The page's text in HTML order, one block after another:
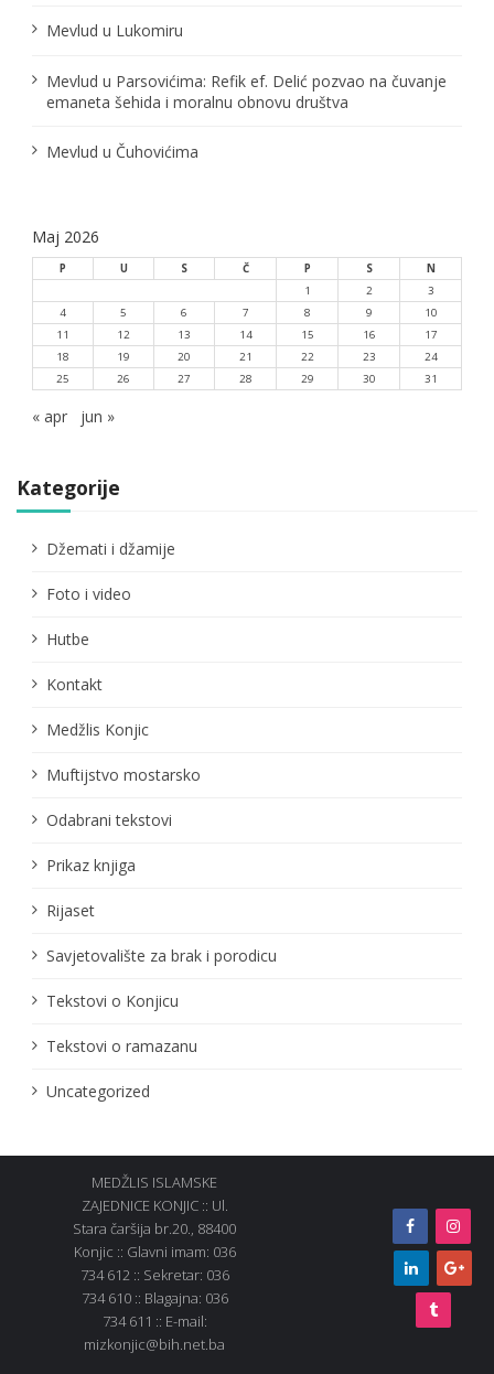
Mevlud u Lukomiru
Mevlud u Parsovićima: Refik ef. Delić pozvao na čuvanje
emaneta šehida i moralnu obnovu društva
Mevlud u Čuhovićima
Maj 2026
P U S Č P S
N
1
2
3
4
5 6 7 8 9
10
11
12 13 14 15 16
17
18
19 20 21 22 23
24
25
26 27 28 29 30 31
« apr jun »
Kategorije
Džemati i džamije
Foto i video
Hutbe
Kontakt
Medžlis Konjic
Muftijstvo mostarsko
Odabrani tekstovi
Prikaz knjiga
Rijaset
Savjetovalište za brak i porodicu
Tekstovi o Konjicu
Tekstovi o ramazanu
Uncategorized
MEDŽLIS ISLAMSKE
ZAJEDNICE KONJIC :: Ul.
Stara čaršija br.20., 88400
Konjic :: Glavni imam: 036
734 612 :: Sekretar: 036
734 610 :: Blagajna: 036
734 611 :: E-mail:
mizkonjic@bih.net.ba